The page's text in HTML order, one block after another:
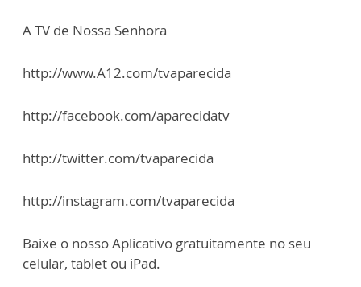
A TV de Nossa Senhora
http://www.A12.com/tvaparecida
http://facebook.com/aparecidatv
http://twitter.com/tvaparecida
http://instagram.com/tvaparecida
Baixe o nosso Aplicativo gratuitamente no seu
celular, tablet ou iPad.